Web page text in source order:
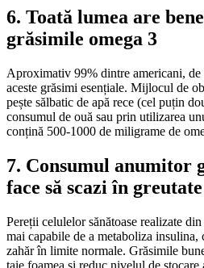
6. Toată lumea are
grăsimile omega 3
Aproximativ 99% dintre americani,
aceste grăsimi esențiale. Mijlocul de
pește sălbatic de apă rece (cel puțin
consumul de ouă sau prin utilizarea
conțină 500-1000 de miligrame de
7. Consumul anumitor
face să scazi în greutate
Pereții celulelor sănătoase realizate
mai capabile de a metaboliza insulina,
zahăr în limite normale. Grăsimile
taie foamea și reduc nivelul de stocare